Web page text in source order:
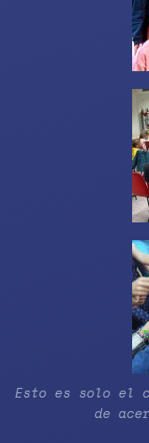
Esto es solo el
de